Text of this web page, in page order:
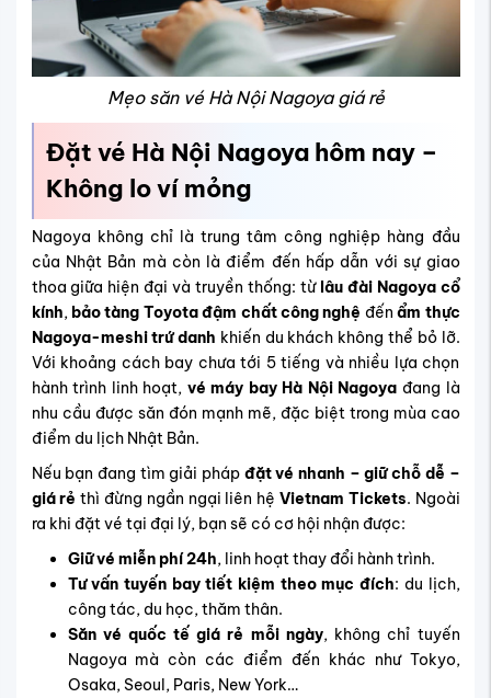
Mẹo săn vé Hà Nội Nagoya giá rẻ
Đặt vé Hà Nội Nagoya hôm nay –
Không lo ví mỏng
Nagoya không chỉ là trung tâm công nghiệp hàng đầu
của Nhật Bản mà còn là điểm đến hấp dẫn với sự giao
thoa giữa hiện đại và truyền thống: từ lâu đài Nagoya cổ
kính, bảo tàng Toyota đậm chất công nghệ đếnẩm thực
Nagoya-meshi trứ danh khiến du khách không thể bỏ lỡ.
Với khoảng cách bay chưa tới 5 tiếng và nhiều lựa chọn
hành trình linh hoạt, vé máy bay Hà Nội Nagoya đang là
nhu cầu được săn đón mạnh mẽ, đặc biệt trong mùa cao
điểm du lịch Nhật Bản.
Nếu bạn đang tìm giải pháp đặt vé nhanh – giữ chỗ dễ –
giá rẻ thì đừng ngần ngại liên hệ Vietnam Tickets. Ngoài
ra khi đặt vé tại đại lý, bạn sẽ có cơ hội nhận được:
Giữ vé miễn phí 24h, linh hoạt thay đổi hành trình.
Tư vấn tuyến bay tiết kiệm theo mục đích: du lịch,
công tác, du học, thăm thân.
Săn vé quốc tế giá rẻ mỗi ngày, không chỉ tuyến
Nagoya mà còn các điểm đến khác như Tokyo,
Osaka, Seoul, Paris, New York…